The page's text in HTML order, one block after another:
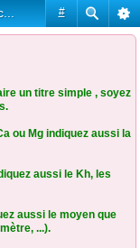
#
un titre simple , soyez
ou Mg indiquez aussi la
aussi le Kh, les
aussi le moyen que
...).